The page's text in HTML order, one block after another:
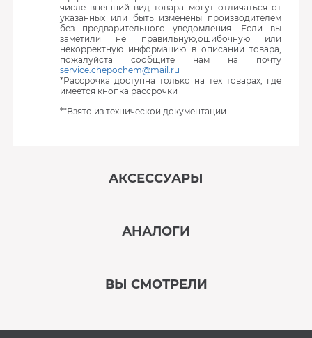
числе внешний вид товара могут отличаться от
указанных или быть изменены производителем
без предварительного уведомления. Если вы
заметили не правильную,ошибочную или
некорректную информацию в описании товара,
пожалуйста сообщите нам на почту
service.chepochem@mail.ru
*Рассрочка доступна только на тех товарах, где
имеется кнопка рассрочки
**Взято из технической документации
АКСЕССУАРЫ
АНАЛОГИ
ВЫ СМОТРЕЛИ